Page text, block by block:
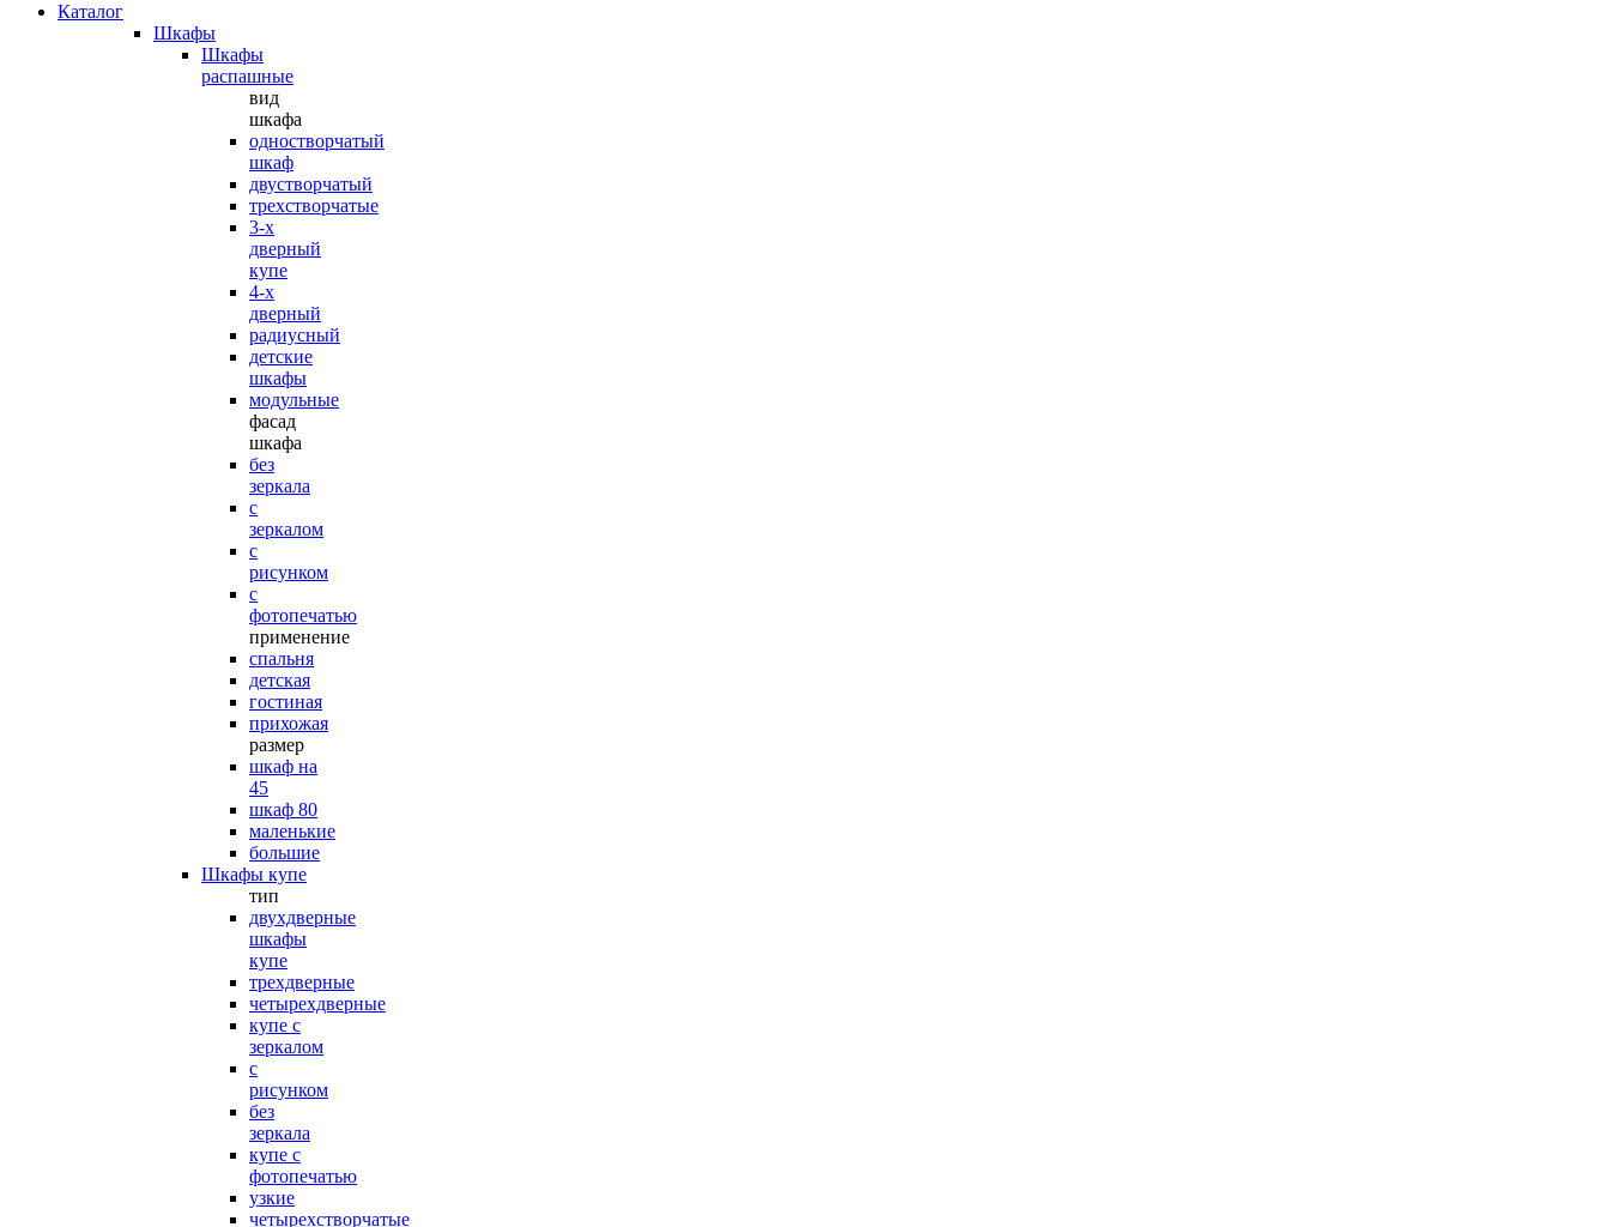
Каталог
Шкафы
Шкафы
распашные
вид
шкафа
одностворчатый
шкаф
двустворчатый
трехстворчатые
3-х
дверный
купе
4-х
дверный
радиусный
детские
шкафы
модульные
фасад
шкафа
без
зеркала
с
зеркалом
с
рисунком
с
фотопечатью
применение
спальня
детская
гостиная
прихожая
размер
шкаф на
45
шкаф 80
маленькие
большие
Шкафы купе
тип
двухдверные
шкафы
купе
трехдверные
четырехдверные
купе с
зеркалом
с
рисунком
без
зеркала
купе с
фотопечатью
узкие
четырехстворчатые